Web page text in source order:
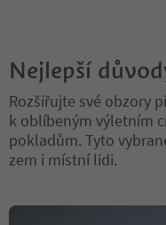
Nejlepší
Rozšiřujte své obzory
k oblíbeným výletním
pokladům. Tyto
zem i místní lidi.